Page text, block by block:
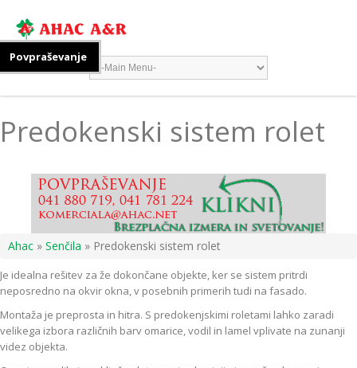
Predokenski sistem rolet
Ahac » Senčila » Predokenski sistem rolet
Je idealna rešitev za že dokončane objekte, ker se sistem pritrdi
neposredno na okvir okna, v posebnih primerih tudi na fasado.
Montaža je preprosta in hitra. S predokenjskimi roletami lahko zaradi
velikega izbora različnih barv omarice, vodil in lamel vplivate na zunanji
videz objekta.
Povpraševanje